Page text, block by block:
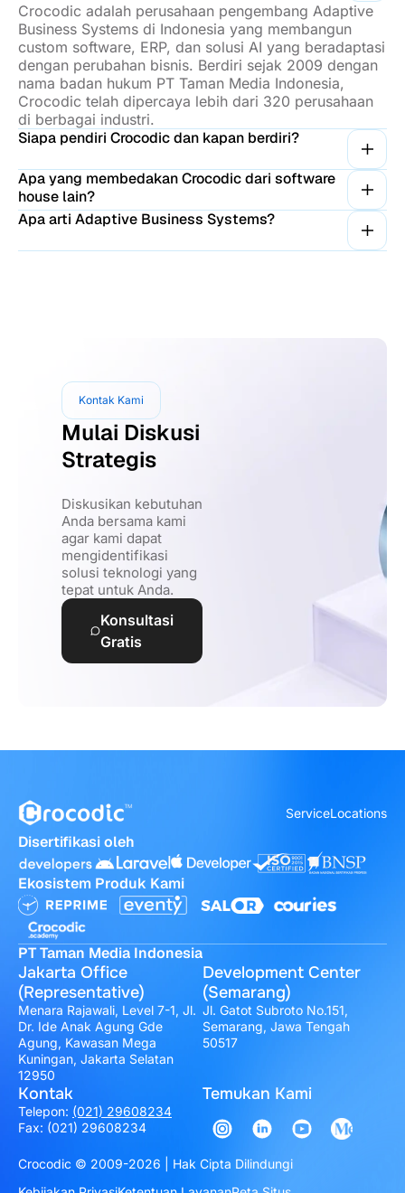
Crocodic adalah perusahaan pengembang Adaptive
Business Systems di Indonesia yang membangun
custom software, ERP, dan solusi AI yang beradaptasi
dengan perubahan bisnis. Berdiri sejak 2009 dengan
nama badan hukum PT Taman Media Indonesia,
Crocodic telah dipercaya lebih dari 320 perusahaan
di berbagai industri.
Siapa pendiri Crocodic dan kapan berdiri?
Apa yang membedakan Crocodic dari software
house lain?
Apa arti Adaptive Business Systems?
Kontak Kami
Mulai Diskusi
Strategis
Diskusikan kebutuhan
Anda bersama kami
agar kami dapat
mengidentifikasi
solusi teknologi yang
tepat untuk Anda.
Konsultasi
Gratis
ServiceLocations
Disertifikasi oleh
Ekosistem Produk Kami
PT Taman Media Indonesia
Jakarta Office
(Representative)
Menara Rajawali, Level 7-1, Jl.
Dr. Ide Anak Agung Gde
Agung, Kawasan Mega
Kuningan, Jakarta Selatan
12950
Development Center
(Semarang)
Jl. Gatot Subroto No.151,
Semarang, Jawa Tengah
50517
Kontak
Telepon: (021) 29608234
Fax: (021) 29608234
Temukan Kami
Crocodic © 2009-2026 | Hak Cipta Dilindungi